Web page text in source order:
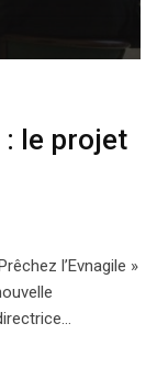
: le projet
l’Evnagile »